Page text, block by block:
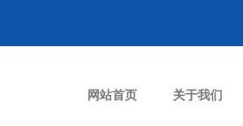
网站首页 关于我们